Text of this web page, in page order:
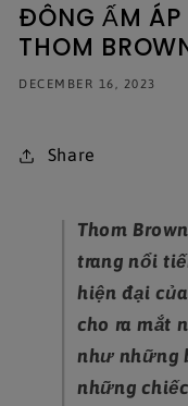
ĐÔNG ẤM ÁP
THOM
DECEMBER 16, 2023
Share
Thom
trang nổi
hiện đại
cho ra mắt
như những
những